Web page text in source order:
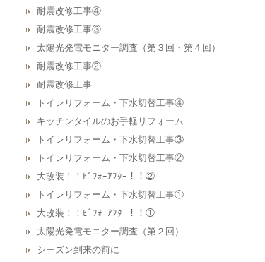
耐震改修工事④
耐震改修工事③
太陽光発電モニター調査（第３回・第４回）
耐震改修工事②
耐震改修工事
トイレリフォーム・下水切替工事④
キッチンタイルのお手軽リフォーム
トイレリフォーム・下水切替工事③
トイレリフォーム・下水切替工事②
大改装！！ﾋﾞﾌｫｰｱﾌﾀｰ！！②
トイレリフォーム・下水切替工事①
大改装！！ﾋﾞﾌｫｰｱﾌﾀｰ！！①
太陽光発電モニター調査（第２回）
シーズン到来の前に